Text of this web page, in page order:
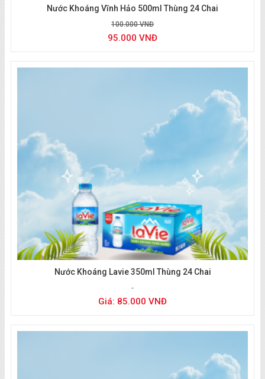
Giao nước tận nhà quận 9
Nước Khoáng Vĩnh Hảo 500ml Thùng 24 Chai
100.000 VNĐ
95.000 VNĐ
Nước Khoáng Lavie 350ml Thùng 24 Chai
Giá: 85.000 VNĐ